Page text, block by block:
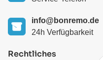
info@bonremo.de
24h Verfügbarkeit
Rechtliches